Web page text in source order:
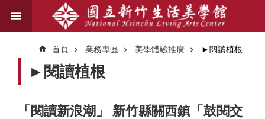
跳到主要內容區塊
尋
首頁 業務專區 美學體驗推廣 ►閱讀植根
►閱讀植根
「閱讀新浪潮」 新竹縣關西鎮「鼓閱交